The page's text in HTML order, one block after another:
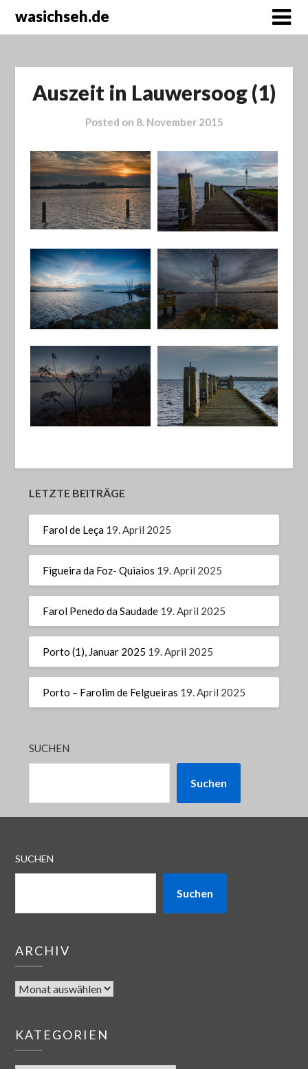
wasichseh.de
Auszeit in Lauwersoog (1)
Posted on 8. November 2015
LETZTE BEITRÄGE
Farol de Leça 19. April 2025
Figueira da Foz- Quiaios 19. April 2025
Farol Penedo da Saudade 19. April 2025
Porto (1), Januar 2025 19. April 2025
Porto – Farolim de Felgueiras 19. April 2025
SUCHEN
Suchen
SUCHEN
Suchen
ARCHIV
KATEGORIEN